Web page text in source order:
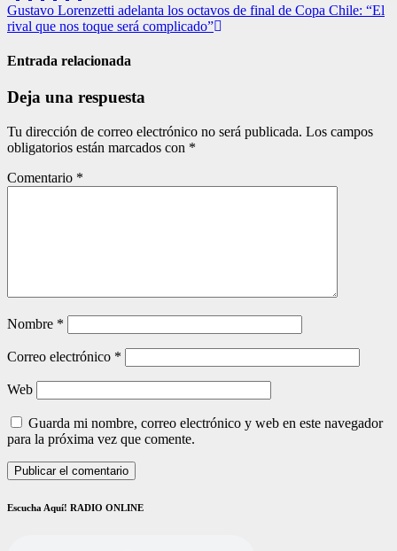
Navegación
de
entradas
Gustavo Lorenzetti adelanta los octavos de final de Copa Chile: “El
rival que nos toque será complicado”
Entrada relacionada
Deja una respuesta
Tu dirección de correo electrónico no será publicada. Los campos
obligatorios están marcados con *
Comentario *
Nombre *
Correo electrónico *
Web
Guarda mi nombre, correo electrónico y web en este navegador
para la próxima vez que comente.
Escucha Aquí! RADIO ONLINE